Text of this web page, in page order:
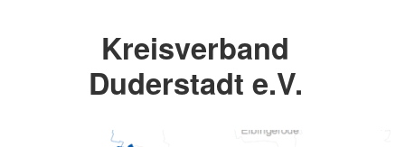
Kreisverband
Duderstadt e.V.